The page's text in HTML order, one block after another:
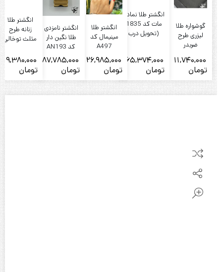
گوشواره طلا
لیزری طرح
ضربدر
11,740,000
تومان
انگشتر طلا نمادار
مات کد 1835
(تحویل درب
165,374,000
تومان
انگشتر طلا
مینیمال کد
A497
26,985,000
تومان
انگشتر نامزدی
طلا نگین دار
کد AN193
87,785,000
تومان
انگشتر طلا
زنانه طرح
مثلث توخالی
19,380,000
تومان